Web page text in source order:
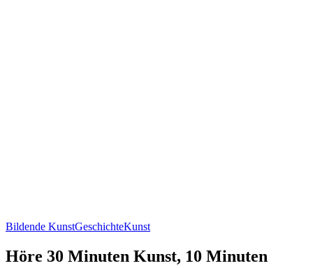
Bildende KunstGeschichteKunst
Höre 30 Minuten Kunst, 10 Minuten